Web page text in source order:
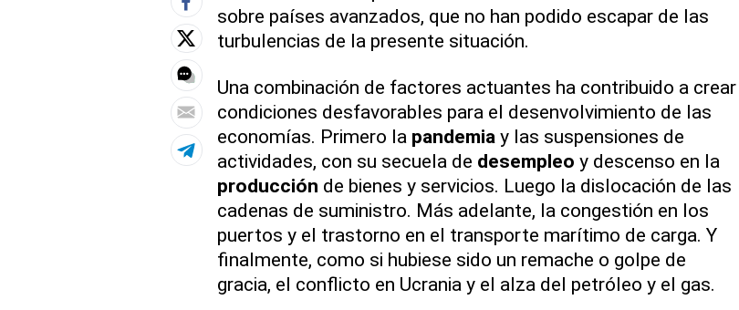
sobre países avanzados, que no han podido escapar de las
turbulencias de la presente situación.
Una combinación de factores actuantes ha contribuido a crear
condiciones desfavorables para el desenvolvimiento de las
economías. Primero la pandemia y las suspensiones de
actividades, con su secuela de desempleo y descenso en la
producción de bienes y servicios. Luego la dislocación de las
cadenas de suministro. Más adelante, la congestión en los
puertos y el trastorno en el transporte marítimo de carga. Y
finalmente, como si hubiese sido un remache o golpe de
gracia, el conflicto en Ucrania y el alza del petróleo y el gas.